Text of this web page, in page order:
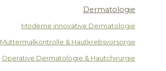
Dermatologie
Moderne innovative Dermatologie
Muttermalkontrolle & Hautkrebsvorsorge
Operative Dermatologie & Hautchirurgie